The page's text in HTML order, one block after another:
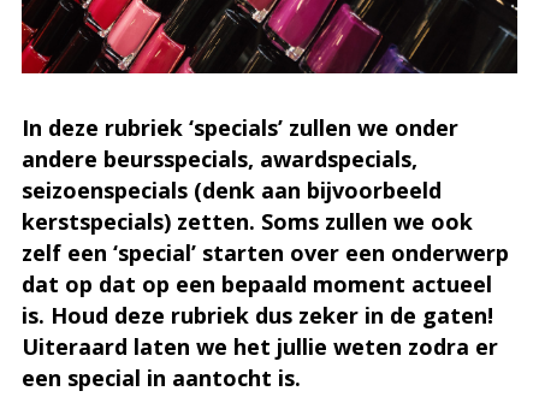
In deze rubriek ‘specials’ zullen we onder
andere beursspecials, awardspecials,
seizoenspecials (denk aan bijvoorbeeld
kerstspecials) zetten. Soms zullen we ook
zelf een ‘special’ starten over een onderwerp
dat op dat op een bepaald moment actueel
is. Houd deze rubriek dus zeker in de gaten!
Uiteraard laten we het jullie weten zodra er
een special in aantocht is.